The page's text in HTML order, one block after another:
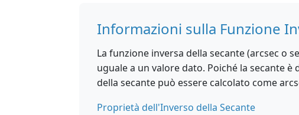
Informazioni sulla Funzione
La funzione inversa della secante (arcsec o
uguale a un valore dato. Poiché la secante
della secante può essere calcolato come
Proprietà dell'Inverso della Secante